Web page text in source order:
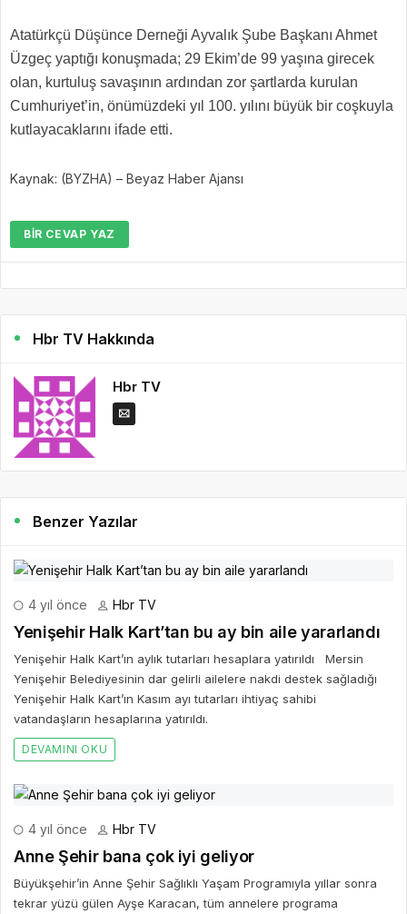
Atatürkçü Düşünce Derneği Ayvalık Şube Başkanı Ahmet
Üzgeç yaptığı konuşmada; 29 Ekim’de 99 yaşına girecek
olan, kurtuluş savaşının ardından zor şartlarda kurulan
Cumhuriyet’in, önümüzdeki yıl 100. yılını büyük bir coşkuyla
kutlayacaklarını ifade etti.
Kaynak: (BYZHA) – Beyaz Haber Ajansı
BIR CEVAP YAZ
Hbr TV Hakkında
Hbr TV
Benzer Yazılar
4 yıl önce Hbr TV
Yenişehir Halk Kart’tan bu ay bin aile yararlandı
Yenişehir Halk Kart’ın aylık tutarları hesaplara yatırıldı Mersin
Yenişehir Belediyesinin dar gelirli ailelere nakdi destek sağladığı
Yenişehir Halk Kart’ın Kasım ayı tutarları ihtiyaç sahibi
vatandaşların hesaplarına yatırıldı.
DEVAMINI OKU
4 yıl önce Hbr TV
Anne Şehir bana çok iyi geliyor
Büyükşehir’in Anne Şehir Sağlıklı Yaşam Programıyla yıllar sonra
tekrar yüzü gülen Ayşe Karacan, tüm annelere programa